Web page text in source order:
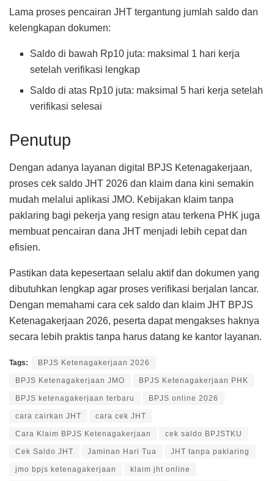
Lama proses pencairan JHT tergantung jumlah saldo dan
kelengkapan dokumen:
Saldo di bawah Rp10 juta: maksimal 1 hari kerja
setelah verifikasi lengkap
Saldo di atas Rp10 juta: maksimal 5 hari kerja setelah
verifikasi selesai
Penutup
Dengan adanya layanan digital BPJS Ketenagakerjaan,
proses cek saldo JHT 2026 dan klaim dana kini semakin
mudah melalui aplikasi JMO. Kebijakan klaim tanpa
paklaring bagi pekerja yang resign atau terkena PHK juga
membuat pencairan dana JHT menjadi lebih cepat dan
efisien.
Pastikan data kepesertaan selalu aktif dan dokumen yang
dibutuhkan lengkap agar proses verifikasi berjalan lancar.
Dengan memahami cara cek saldo dan klaim JHT BPJS
Ketenagakerjaan 2026, peserta dapat mengakses haknya
secara lebih praktis tanpa harus datang ke kantor layanan.
Tags: BPJS Ketenagakerjaan 2026
BPJS Ketenagakerjaan JMO BPJS Ketenagakerjaan PHK
BPJS ketenagakerjaan terbaru BPJS online 2026
cara cairkan JHT cara cek JHT
Cara Klaim BPJS Ketenagakerjaan cek saldo BPJSTKU
Cek Saldo JHT Jaminan Hari Tua JHT tanpa paklaring
jmo bpjs ketenagakerjaan klaim jht online